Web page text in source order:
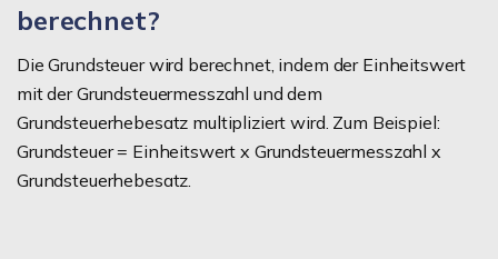
berechnet?
Die Grundsteuer wird berechnet, indem der Einheitswert
mit der Grundsteuermesszahl und dem
Grundsteuerhebesatz multipliziert wird. Zum Beispiel:
Grundsteuer = Einheitswert x Grundsteuermesszahl x
Grundsteuerhebesatz.